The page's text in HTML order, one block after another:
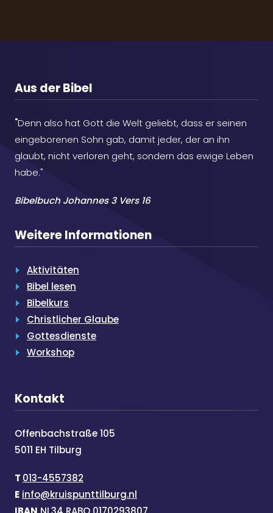
Aus der Bibel
"Denn also hat Gott die Welt geliebt, dass er seinen
eingeborenen Sohn gab, damit jeder, der an ihn
glaubt, nicht verloren geht, sondern das ewige Leben
habe."
Bibelbuch Johannes 3 Vers 16
Weitere Informationen
Aktivitäten
Bibel lesen
Bibelkurs
Christlicher Glaube
Gottesdienste
Workshop
Kontakt
Offenbachstraße 105
5011 EH Tilburg
T 013-4557382
E info@kruispunttilburg.nl